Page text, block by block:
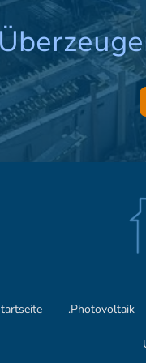
.Photovoltaik